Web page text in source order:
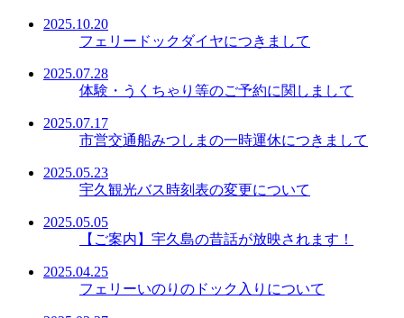
2025.10.20
フェリードックダイヤにつきまして
2025.07.28
体験・うくちゃり等のご予約に関しまして
2025.07.17
市営交通船みつしまの一時運休につきまして
2025.05.23
宇久観光バス時刻表の変更について
2025.05.05
【ご案内】宇久島の昔話が放映されます！
2025.04.25
フェリーいのりのドック入りについて